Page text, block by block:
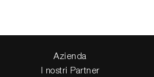
Azienda
I nostri Partner